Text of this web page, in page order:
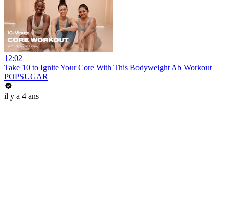
12:02
Take 10 to Ignite Your Core With This Bodyweight Ab Workout
POPSUGAR
il y a 4 ans